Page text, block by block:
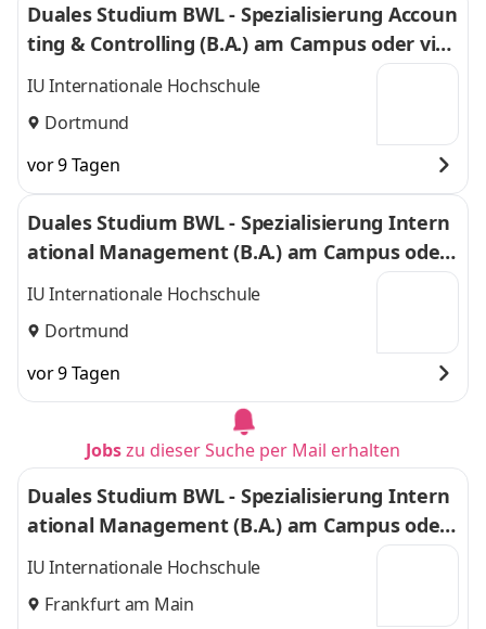
Duales Studium BWL - Spezialisierung Accoun
ting & Controlling (B.A.) am Campus oder virt
uell
IU Internationale Hochschule
Dortmund
vor 9 Tagen
Duales Studium BWL - Spezialisierung Intern
ational Management (B.A.) am Campus oder
virtuell
IU Internationale Hochschule
Dortmund
vor 9 Tagen
Jobszu dieser Suche per Mail erhalten
Duales Studium BWL - Spezialisierung Intern
ational Management (B.A.) am Campus oder
virtuell
IU Internationale Hochschule
Frankfurt am Main